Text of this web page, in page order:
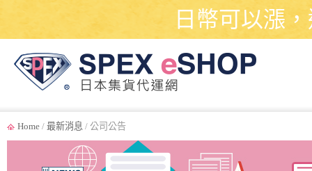
日幣可以漲
Home / 最新消息 / 公司公告